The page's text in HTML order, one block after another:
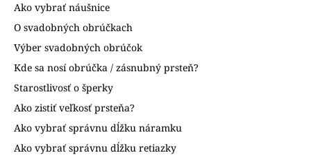
Ako vybrať náušnice
O svadobných obrúčkach
Výber svadobných obrúčok
Kde sa nosí obrúčka / zásnubný prsteň?
Starostlivosť o šperky
Ako zistiť veľkosť prsteňa?
Ako vybrať správnu dĺžku náramku
Ako vybrať správnu dĺžku retiazky